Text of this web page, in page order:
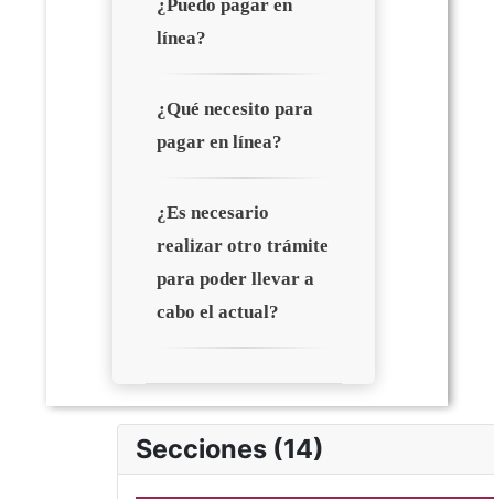
¿Puedo pagar en
línea?
¿Qué necesito para
pagar en línea?
¿Es necesario
realizar otro trámite
para poder llevar a
cabo el actual?
Secciones (14)